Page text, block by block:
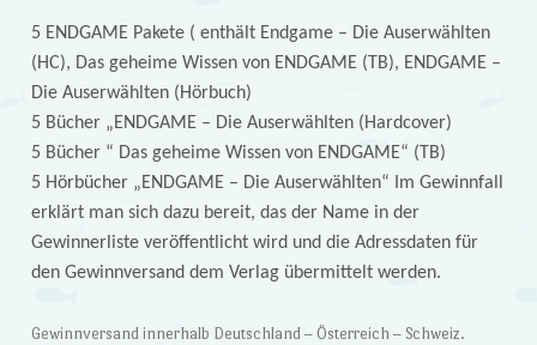
5 ENDGAME Pakete ( enthält Endgame – Die Auserwählten
(HC), Das geheime Wissen von ENDGAME (TB), ENDGAME –
Die Auserwählten (Hörbuch)
5 Bücher „ENDGAME – Die Auserwählten (Hardcover)
5 Bücher “ Das geheime Wissen von ENDGAME“ (TB)
5 Hörbücher „ENDGAME – Die Auserwählten“ Im Gewinnfall
erklärt man sich dazu bereit, das der Name in der
Gewinnerliste veröffentlicht wird und die Adressdaten für
den Gewinnversand dem Verlag übermittelt werden.
Gewinnversand innerhalb Deutschland – Österreich – Schweiz.